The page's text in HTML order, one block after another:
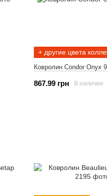
+ другие цвета
Ковролин Condor Onyx
867.99 грн В наличии